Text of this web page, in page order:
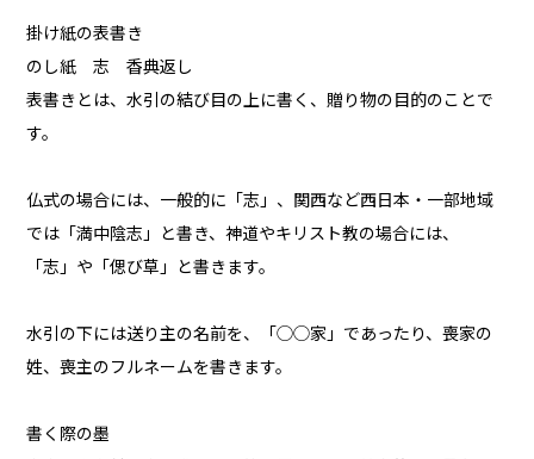
掛け紙の表書き
のし紙 志 香典返し
表書きとは、水引の結び目の上に書く、贈り物の目的のことで
す。
仏式の場合には、一般的に「志」、関西など西日本・一部地域
では「満中陰志」と書き、神道やキリスト教の場合には、
「志」や「偲び草」と書きます。
水引の下には送り主の名前を、「◯◯家」であったり、喪家の
姓、喪主のフルネームを書きます。
書く際の墨